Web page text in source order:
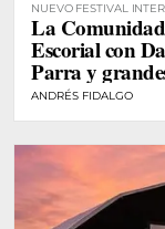
NUEVO FESTIVAL
DE MADRID
La
Escorial con
Parra y
ANDRÉS FIDALGO